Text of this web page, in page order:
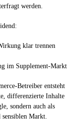
werden.
klar trennen
im Supplement-Markt
Betreiber entsteht
differenzierte Inhalte
sondern auch als
Markt.